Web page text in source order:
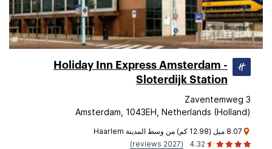
Holiday Inn Express Amsterdam -
Sloterdijk Station
Zaventemweg 3
Amsterdam, 1043EH, Netherlands (Holland)
8.07 ميل (12.98 كم) من وسط المدينة Haarlem
4.32
(2027 reviews)